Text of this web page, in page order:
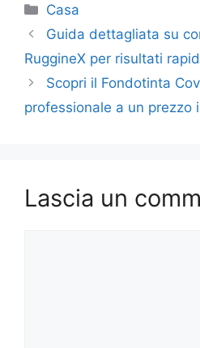
Categorie
Casa
Guida dettagliata su
RuggineX per risultati
Scopri il Fondotinta
professionale a un prezzo
Lascia un